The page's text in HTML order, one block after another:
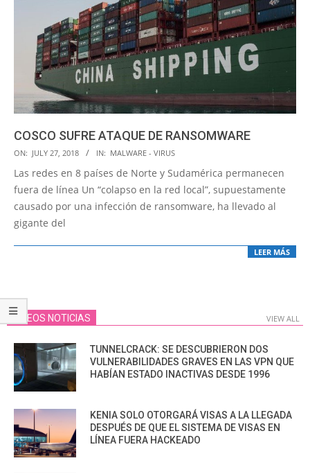
COSCO SUFRE ATAQUE DE RANSOMWARE
2018-
07-
27
ON: JULY 27, 2018 IN: MALWARE - VIRUS
Las redes en 8 países de Norte y Sudamérica permanecen
fuera de línea Un “colapso en la red local”, supuestamente
causado por una infección de ransomware, ha llevado al
gigante del
LEER MÁS
VIDEOS NOTICIAS VIEW ALL
TUNNELCRACK: SE DESCUBRIERON DOS
VULNERABILIDADES GRAVES EN LAS VPN QUE
HABÍAN ESTADO INACTIVAS DESDE 1996
KENIA SOLO OTORGARÁ VISAS A LA LLEGADA
DESPUÉS DE QUE EL SISTEMA DE VISAS EN
LÍNEA FUERA HACKEADO